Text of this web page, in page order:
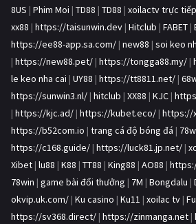
8US | Phim Moi | TD88 | TD88 | xoilactv trực
xx88 | https://taisunwin.dev | Hitclub | FABET |
https://ee88-app.sa.com/ | new88 | soi keo
| https://new88.pet/ | https://tongga88.my/ |
le keo nha cai | UY88 | https://tt8811.net/ |
https://sunwin3.nl/ | hitclub | XX88 | KJC |
| https://kjc.ad/ | https://kubet.eco/ | https://
https://b52com.io | trang cá độ bóng đá |
https://c168.guide/ | https://luck81.jp.net/ |
Xibet | lu88 | K88 | TT88 | King88 | AO88 |
78win | game bài đổi thưởng | 7M | Bongdalu |
okvip.uk.com/ | Ku casino | Ku11 | xoilac tv |
https://sv368.direct/ | https://zinmanga.net |